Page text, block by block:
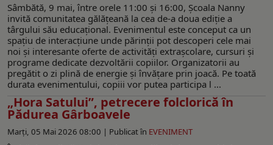
Sâmbătă, 9 mai, între orele 11:00 și 16:00, Școala Nanny
invită comunitatea gălățeană la cea de-a doua ediție a
târgului său educațional. Evenimentul este conceput ca un
spațiu de interacțiune unde părinții pot descoperi cele mai
noi și interesante oferte de activități extrașcolare, cursuri și
programe dedicate dezvoltării copiilor. Organizatorii au
pregătit o zi plină de energie și învățare prin joacă. Pe toată
durata evenimentului, copiii vor putea participa l ...
„Hora Satului”, petrecere folclorică în
Pădurea Gârboavele
Marți, 05 Mai 2026 08:00 | Publicat în EVENIMENT